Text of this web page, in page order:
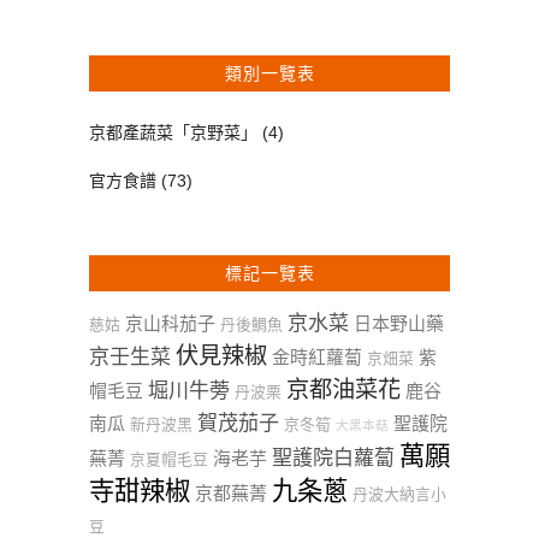
類別一覽表
京都產蔬菜「京野菜」 (4)
官方食譜 (73)
標記一覽表
慈姑 京山科茄子 丹後鯛魚 京水菜 日本野山藥
京壬生菜 伏見辣椒 金時紅蘿蔔 京畑菜 紫
帽毛豆 堀川牛蒡 丹波栗 京都油菜花 鹿谷
南瓜 新丹波黑 賀茂茄子 京冬筍 大黑本菇 聖護院
蕪菁 京夏帽毛豆 海老芋 聖護院白蘿蔔 萬願
寺甜辣椒 京都蕪菁 九条蔥 丹波大納言小
豆